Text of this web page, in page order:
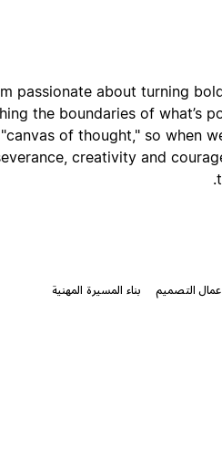
I’m passionate about
pushing the boundaries of
"canvas of thought," so
perseverance, creativity and
بناء المسيرة المهنية